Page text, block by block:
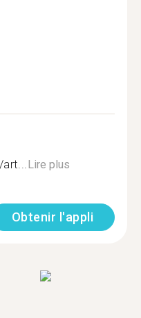
Lire plus
Obtenir l'appli